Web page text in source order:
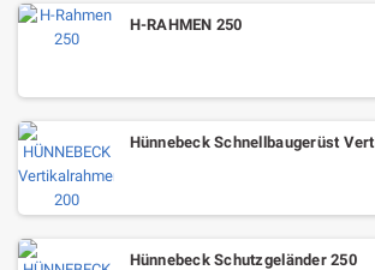
H-RAHMEN 250
Hünnebeck Schnellbaugerüst
Hünnebeck Schutzgeländer 250